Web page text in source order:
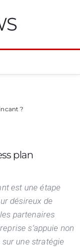
?
plan
est une étape
désireux de
partenaires
s’appuie non
une stratégie